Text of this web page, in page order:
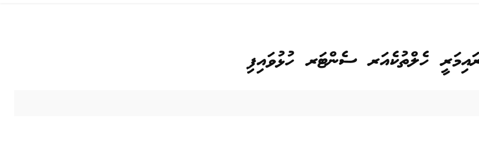
ހެލްތުކެއަރ ސެންޓަރ ހުޅުވައިފި